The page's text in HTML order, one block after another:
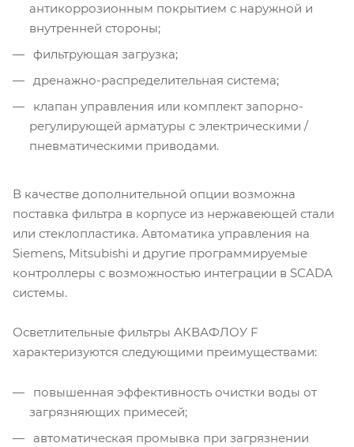
антикоррозионным покрытием с наружной и
внутренней стороны;
фильтрующая загрузка;
дренажно-распределительная система;
клапан управления или комплект запорно-
регулирующей арматуры с электрическими /
пневматическими приводами.
В качестве дополнительной опции возможна
поставка фильтра в корпусе из нержавеющей стали
или стеклопластика. Автоматика управления на
Siemens, Mitsubishi и другие программируемые
контроллеры с возможностью интеграции в SCADA
системы.
Осветлительные фильтры АКВАФЛОУ F
характеризуются следующими преимуществами:
повышенная эффективность очистки воды от
загрязняющих примесей;
автоматическая промывка при загрязнении